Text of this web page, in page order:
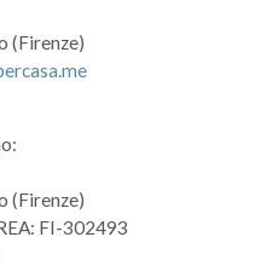
(Firenze)
(Firenze)
FI-302493